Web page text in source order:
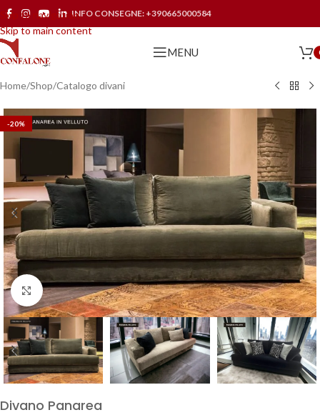
Skip to navigation
Skip to main content
INFO CONSEGNE: +390665000584
MENU
Home/Shop/Catalogo divani
-20%
Click to enlarge
Divano Panarea